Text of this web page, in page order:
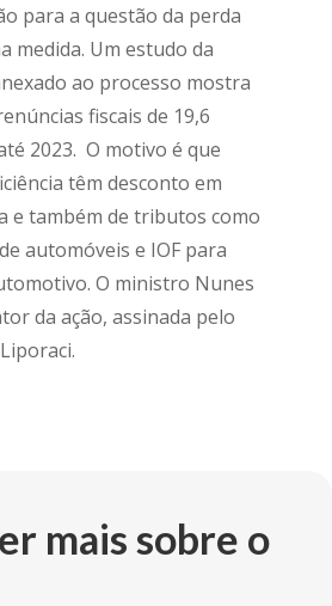
para a questão da perda
medida. Um estudo da
ao processo mostra
fiscais de 19,6
2023. O motivo é que
têm desconto em
e também de tributos como
automóveis e IOF para
O ministro Nunes
da ação, assinada pelo
mais sobre o